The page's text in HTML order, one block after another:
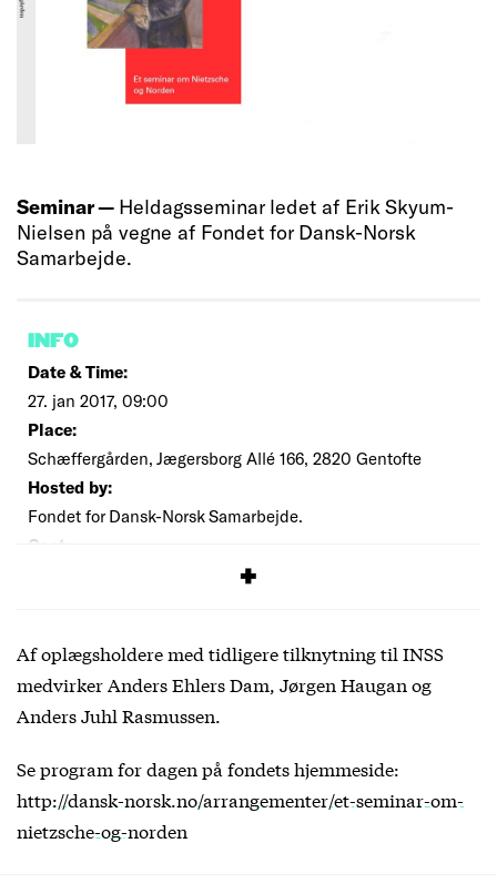
Seminar — Heldagsseminar ledet af Erik Skyum-
Nielsen på vegne af Fondet for Dansk-Norsk
Samarbejde.
INFO
Date & Time:
27. jan 2017, 09:00
Place:
Schæffergården, Jægersborg Allé 166, 2820 Gentofte
Hosted by:
Fondet for Dansk-Norsk Samarbejde.
Cost:
Af oplægsholdere med tidligere tilknytning til INSS
medvirker Anders Ehlers Dam, Jørgen Haugan og
Anders Juhl Rasmussen.
Se program for dagen på fondets hjemmeside:
http://dansk-norsk.no/arrangementer/et-seminar-om-
nietzsche-og-norden